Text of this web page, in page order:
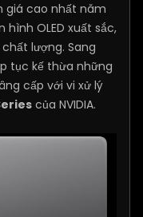
giá cao nhất năm
OLED xuất sắc,
lượng. Sang
tục kế thừa những
cấp với vi xử lý
của NVIDIA.